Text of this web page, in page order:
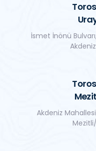
İsmet İnönü
Akdeniz